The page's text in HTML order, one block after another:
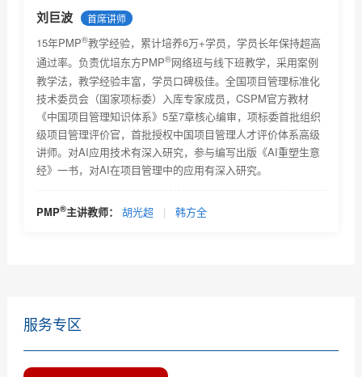
PMP®
报考条件及相关要求
PMP考试技巧及注意事项
PMP
考试未通过怎么办？
为什么PMP网络教育受欢迎
PMP网络教育的优势有哪些
选择PMP网络教育该留意哪些信息？
PMP培训项目危机处理，你是如何做的？
刘巨波 首席讲师
15年PMP®教学经验，累计培养6万+学员，学员长年保持超高
通过率。负责优培东方PMP®网络班与线下班教学，采用案例
教学法，教学经验丰富，学员口碑极佳。全国项目管理标准化
技术委员会（国家项标委）入库专家成员，CSPM官方教材
《中国项目管理知识体系》5至7章核心编审，项标委首批组织
级项目管理评价官，首批授权中国项目管理人才评价体系高级
讲师。对AI应用技术有深入研究，参与编写出版《AI重塑生意
经》一书，对AI在项目管理中的应用有深入研究。
PMP®主讲教师： 胡光超 | 韩方全
服务专区